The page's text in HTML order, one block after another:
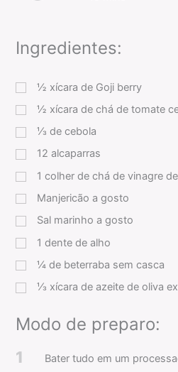
Ingredientes:
½ xícara de Goji berry
½ xícara de chá de tomate
⅓ de cebola
12 alcaparras
1 colher de chá de vinagre
Manjericão a gosto
Sal marinho a gosto
1 dente de alho
¼ de beterraba sem casca
⅓ xícara de azeite de oliva
Modo de preparo:
1 Bater tudo em um